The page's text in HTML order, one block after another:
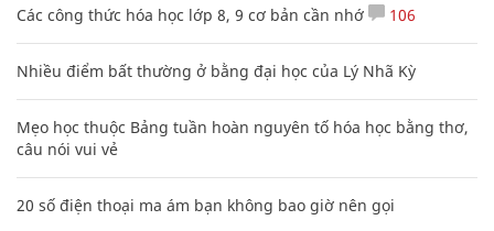
Các công thức hóa học lớp 8, 9 cơ bản cần nhớ 106
Nhiều điểm bất thường ở bằng đại học của Lý Nhã Kỳ
Mẹo học thuộc Bảng tuần hoàn nguyên tố hóa học bằng thơ,
câu nói vui vẻ
20 số điện thoại ma ám bạn không bao giờ nên gọi